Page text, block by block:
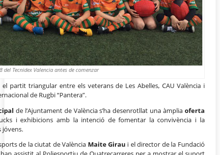
del Tecnidex Valencia antes de comenzar
partit triangular entre els veterans de Les Abelles, CAU València i
de Rugbi “Pantera”.
de l’Ajuntament de València s’ha desenrotllat una àmplia oferta
i exhibicions amb la intenció de fomentar la convivència i la
jóvens.
de la ciutat de València Maite Girau i el director de la Fundació